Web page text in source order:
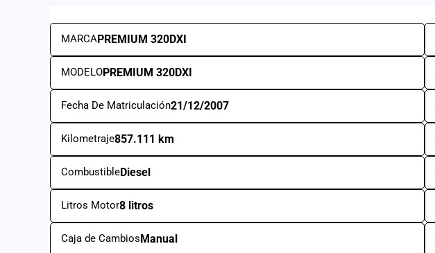
MARCAPREMIUM 320DXI
MODELOPREMIUM 320DXI
Fecha De Matriculación21/12/2007
Kilometraje857.111 km
CombustibleDiesel
Litros Motor8 litros
Caja de CambiosManual